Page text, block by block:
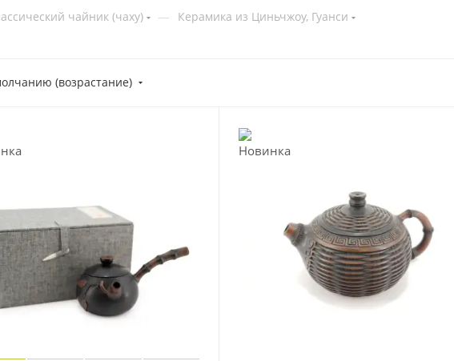
чайник (чаху) — Керамика из Циньчжоу, Гуанси
(возрастание)